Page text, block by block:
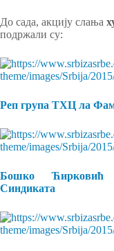
До сада, акцију слања
подржали су:
Реп група ТХЦ ла
Бошко Ћирковић
Синдиката